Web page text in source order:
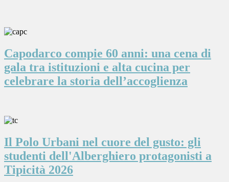
Capodarco compie 60 anni: una cena di
gala tra istituzioni e alta cucina per
celebrare la storia dell’accoglienza
Il Polo Urbani nel cuore del gusto: gli
studenti dell'Alberghiero protagonisti a
Tipicità 2026